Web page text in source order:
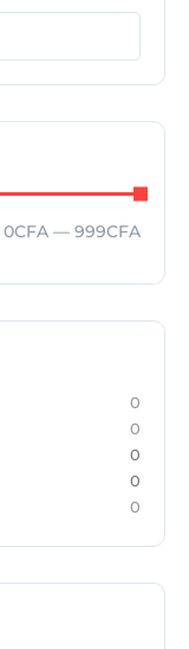
0CFA — 999CFA
0
0
0
0
0